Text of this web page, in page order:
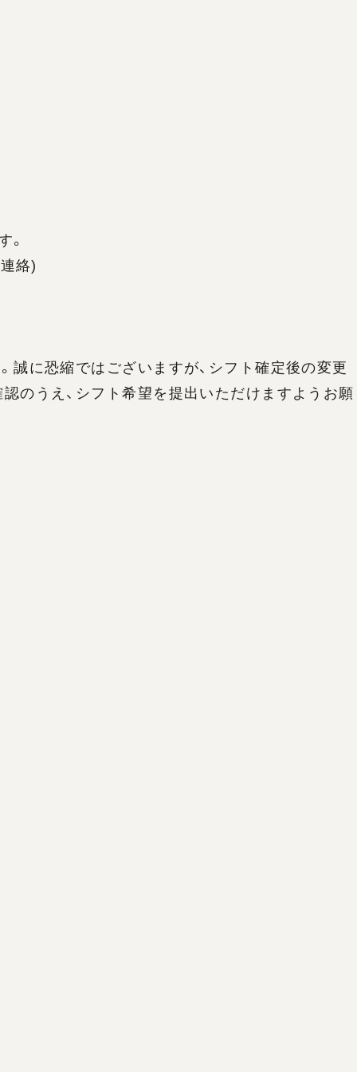
。
絡)
誠に恐縮ではございますが、シフト確定後の変更
のうえ、シフト希望を提出いただけますようお願